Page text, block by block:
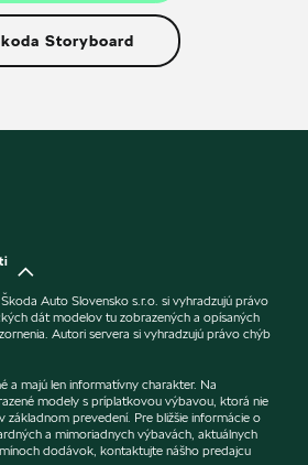
Storyboard
Auto Slovensko s.r.o. si vyhradzujú právo
dát modelov tu zobrazených a opísaných
Autori servera si vyhradzujú právo chýb
a majú len informatívny charakter. Na
modely s príplatkovou výbavou, ktorá nie
prevedení. Pre bližšie informácie o
a mimoriadnych výbavách, aktuálnych
dodávok, kontaktujte nášho predajcu